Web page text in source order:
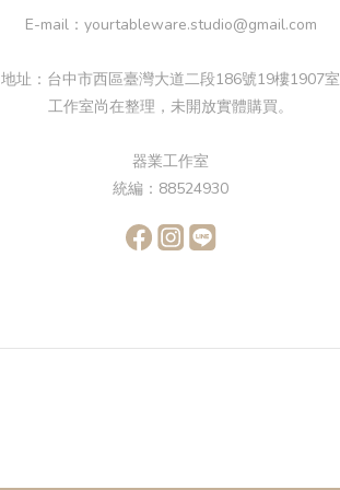
E-mail：yourtableware.studio@gmail.com
地址：台中市西區臺灣大道二段186號19樓1907室
工作室尚在整理，未開放實體購買。
器業工作室
統編：88524930